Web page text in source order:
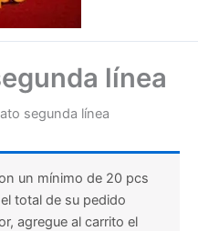
línea
segunda línea
un mínimo de 20 pcs
total de su pedido
agregue al carrito el